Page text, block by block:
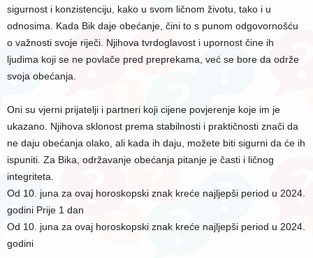
sigurnost i konzistenciju, kako u svom ličnom životu, tako i u
odnosima. Kada Bik daje obećanje, čini to s punom odgovornošću
o važnosti svoje riječi. Njihova tvrdoglavost i upornost čine ih
ljudima koji se ne povlače pred preprekama, već se bore da održe
svoja obećanja.
Oni su vjerni prijatelji i partneri koji cijene povjerenje koje im je
ukazano. Njihova sklonost prema stabilnosti i praktičnosti znači da
ne daju obećanja olako, ali kada ih daju, možete biti sigurni da će ih
ispuniti. Za Bika, održavanje obećanja pitanje je časti i ličnog
integriteta.
Od 10. juna za ovaj horoskopski znak kreće najljepši period u 2024.
godini Prije 1 dan
Od 10. juna za ovaj horoskopski znak kreće najljepši period u 2024.
godini